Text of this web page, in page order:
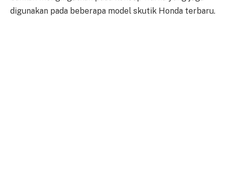
digunakan pada beberapa model skutik Honda terbaru.